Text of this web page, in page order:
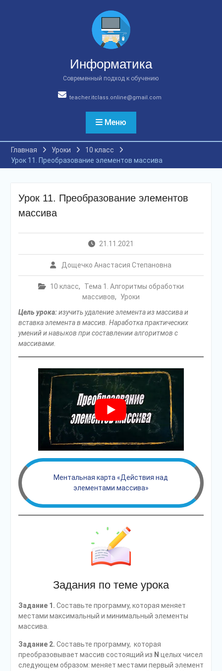
Информатика
Современный подход к обучению
teacher.itclass.online@gmail.com
Меню
Главная Уроки
10 класс
Урок 11. Преобразование элементов массива
Урок 11. Преобразование элементов
массива
21.11.2021
Дощечко Анастасия Степановна
10 класс,
Тема 1. Алгоритмы обработки
массивов,
Уроки
Цель урока:изучить удаление элемента из массива и
вставка элемента в массив. Наработка практических
умений и навыков при составлении алгоритмов с
массивами.
Ментальная карта «Действия над
элементами массива»
Задания по теме урока
Задание 1. Составьте программу, которая меняет
местами максимальный и минимальный элементы
массива.
Задание 2. Составьте программу, которая
преобразовывает массив состоящий из N целых чисел
следующем образом: меняет местами первый элемент